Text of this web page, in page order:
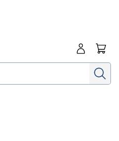
Me